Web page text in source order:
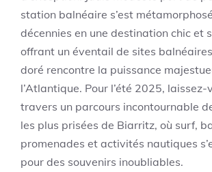
station balnéaire s’est
décennies en une destination chic et
offrant un éventail de sites
doré rencontre la puissance
l’Atlantique. Pour l’été 2025,
travers un parcours incontournable
les plus prisées de Biarritz, où surf,
promenades et activités nautiques
pour des souvenirs inoubliables.